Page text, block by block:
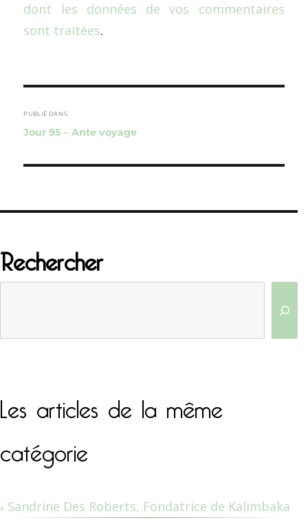
dont les données de vos commentaires
sont traitées.
de
l’article
PUBLIÉ DANS
Jour 95 – Ante voyage
Rechercher
Les articles de la même
catégorie
Sandrine Des Roberts, Fondatrice de Kalimbaka